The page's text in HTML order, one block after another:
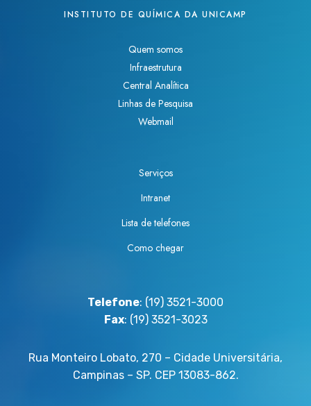
INSTITUTO DE QUÍMICA DA UNICAMP
Quem somos
Infraestrutura
Central Analítica
Linhas de Pesquisa
Webmail
Serviços
Intranet
Lista de telefones
Como chegar
Telefone: (19) 3521-3000
Fax: (19) 3521-3023
Rua Monteiro Lobato, 270 – Cidade Universitária,
Campinas – SP. CEP 13083-862.